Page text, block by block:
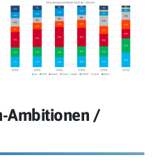
Ambitionen /